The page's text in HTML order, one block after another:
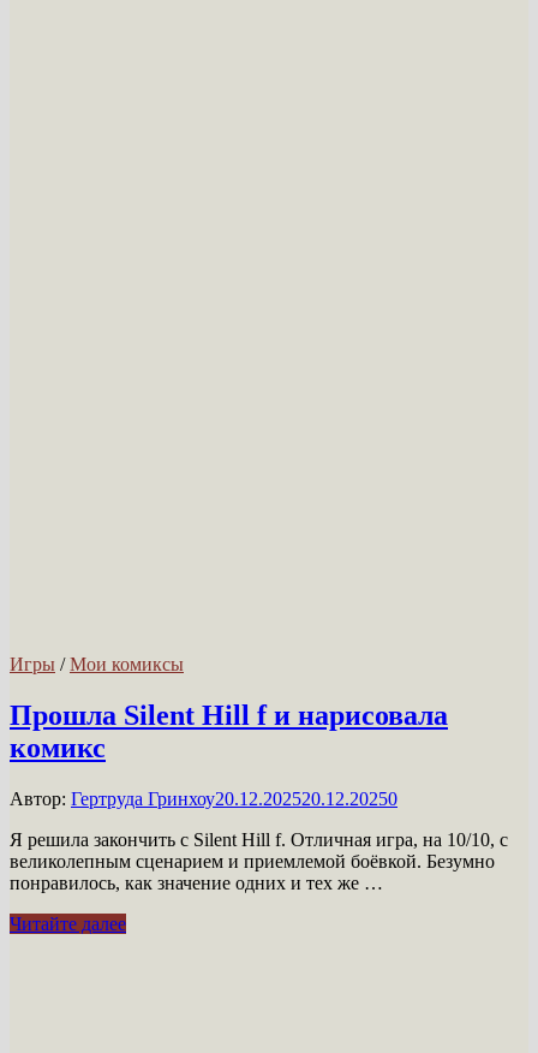
Игры /Мои комиксы
Прошла Silent Hill f и нарисовала
комикс
Автор: Гертруда Гринхоу20.12.202520.12.20250
Я решила закончить с Silent Hill f. Отличная игра, на 10/10, с
великолепным сценарием и приемлемой боёвкой. Безумно
понравилось, как значение одних и тех же …
Прошла
Читайте далее